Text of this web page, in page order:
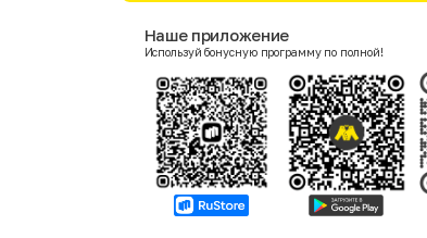
Женский
Согласие на получение чеков по электронной почте
Наше приложение
Используй бонусную программу по полной!